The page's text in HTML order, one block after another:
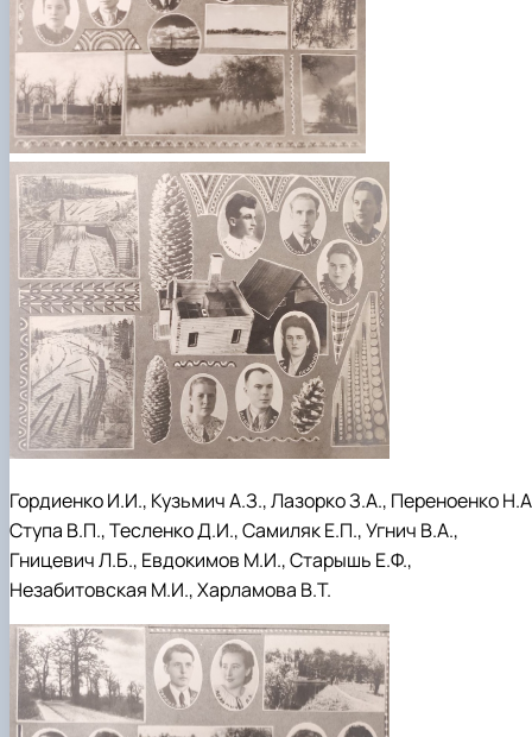
Гордиенко И.И., Кузьмич А.З., Лазорко З.А., Переноенко
Ступа В.П., Тесленко Д.И., Самиляк Е.П., Угнич В.А.,
Гницевич Л.Б., Евдокимов М.И., Старышь Е.Ф.,
Незабитовская М.И., Харламова В.Т.